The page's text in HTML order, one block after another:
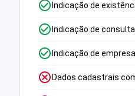
Indicação de
Indicação de
Indicação de
Dados cadastrais